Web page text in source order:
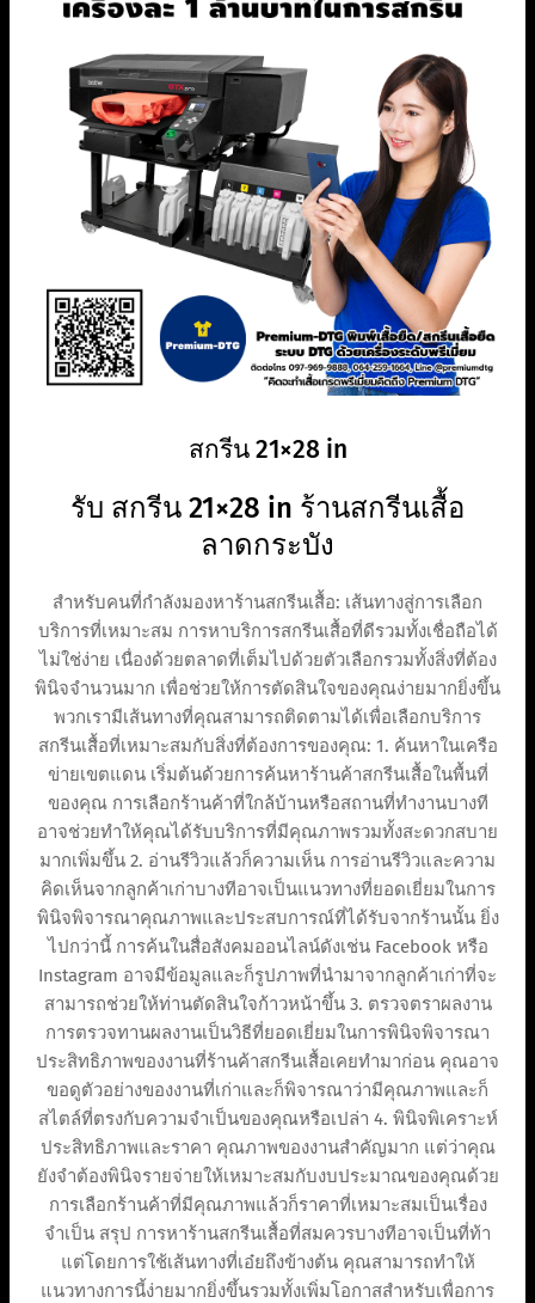
สกรีน 21×28 in
รับ สกรีน 21×28 in ร้านสกรีนเสื้อ
ลาดกระบัง
สำหรับคนที่กำลังมองหาร้านสกรีนเสื้อ: เส้นทางสู่การเลือก
บริการที่เหมาะสม การหาบริการสกรีนเสื้อที่ดีรวมทั้งเชื่อถือได้
ไม่ใช่ง่าย เนื่องด้วยตลาดที่เต็มไปด้วยตัวเลือกรวมทั้งสิ่งที่ต้อง
พินิจจำนวนมาก เพื่อช่วยให้การตัดสินใจของคุณง่ายมากยิ่งขึ้น
พวกเรามีเส้นทางที่คุณสามารถติดตามได้เพื่อเลือกบริการ
สกรีนเสื้อที่เหมาะสมกับสิ่งที่ต้องการของคุณ: 1. ค้นหาในเครือ
ข่ายเขตแดน เริ่มต้นด้วยการค้นหาร้านค้าสกรีนเสื้อในพื้นที่
ของคุณ การเลือกร้านค้าที่ใกล้บ้านหรือสถานที่ทำงานบางที
อาจช่วยทำให้คุณได้รับบริการที่มีคุณภาพรวมทั้งสะดวกสบาย
มากเพิ่มขึ้น 2. อ่านรีวิวแล้วก็ความเห็น การอ่านรีวิวและความ
คิดเห็นจากลูกค้าเก่าบางทีอาจเป็นแนวทางที่ยอดเยี่ยมในการ
พินิจพิจารณาคุณภาพและประสบการณ์ที่ได้รับจากร้านนั้น ยิ่ง
ไปกว่านี้ การค้นในสื่อสังคมออนไลน์ดังเช่น Facebook หรือ
Instagram อาจมีข้อมูลและก็รูปภาพที่นำมาจากลูกค้าเก่าที่จะ
สามารถช่วยให้ท่านตัดสินใจก้าวหน้าขึ้น 3. ตรวจตราผลงาน
การตรวจทานผลงานเป็นวิธีที่ยอดเยี่ยมในการพินิจพิจารณา
ประสิทธิภาพของงานที่ร้านค้าสกรีนเสื้อเคยทำมาก่อน คุณอาจ
ขอดูตัวอย่างของงานที่เก่าและก็พิจารณาว่ามีคุณภาพและก็
สไตล์ที่ตรงกับความจำเป็นของคุณหรือเปล่า 4. พินิจพิเคราะห์
ประสิทธิภาพและราคา คุณภาพของงานสำคัญมาก แต่ว่าคุณ
ยังจำต้องพินิจรายจ่ายให้เหมาะสมกับงบประมาณของคุณด้วย
การเลือกร้านค้าที่มีคุณภาพแล้วก็ราคาที่เหมาะสมเป็นเรื่อง
จำเป็น สรุป การหาร้านสกรีนเสื้อที่สมควรบางทีอาจเป็นที่ท้า
แต่โดยการใช้เส้นทางที่เอ๋ยถึงข้างต้น คุณสามารถทำให้
แนวทางการนี้ง่ายมากยิ่งขึ้นรวมทั้งเพิ่มโอกาสสำหรับเพื่อการ